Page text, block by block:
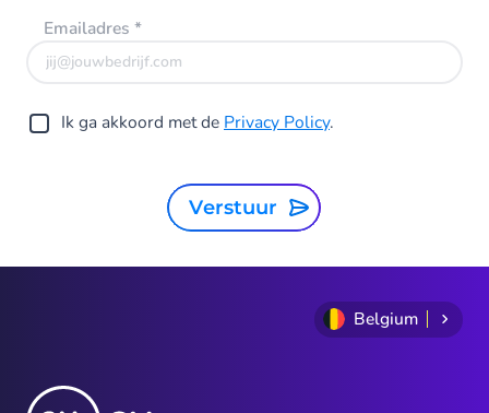
Emailadres *
Ik ga akkoord met de Privacy Policy.
Verstuur
Belgium